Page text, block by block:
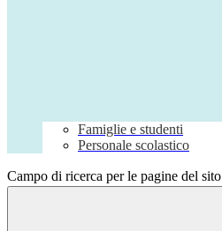
Famiglie e studenti
Personale scolastico
Campo di ricerca per le pagine del sito